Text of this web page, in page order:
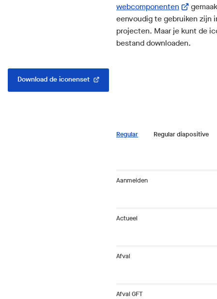
naar
een
externe
website)
webcomponenten (Verwijst
naar
een
externe
eenvoudig te gebruiken zijn
projecten. Maar je kunt de
bestand downloaden.
Download de iconenset
(Verwijst
naar
Regular Regular diapositive
Aanmelden
Actueel
Afval
Afval GFT